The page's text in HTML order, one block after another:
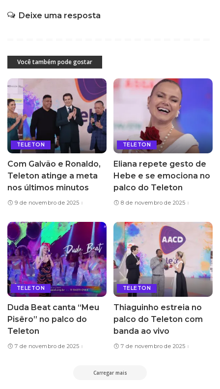
Deixe uma resposta
Você também pode gostar
TELETON
Com Galvão e Ronaldo,
Teleton atinge a meta
nos últimos minutos
9 de novembro de 2025
TELETON
Eliana repete gesto de
Hebe e se emociona no
palco do Teleton
8 de novembro de 2025
TELETON
Duda Beat canta “Meu
Pisêro” no palco do
Teleton
7 de novembro de 2025
TELETON
Thiaguinho estreia no
palco do Teleton com
banda ao vivo
7 de novembro de 2025
Carregar mais